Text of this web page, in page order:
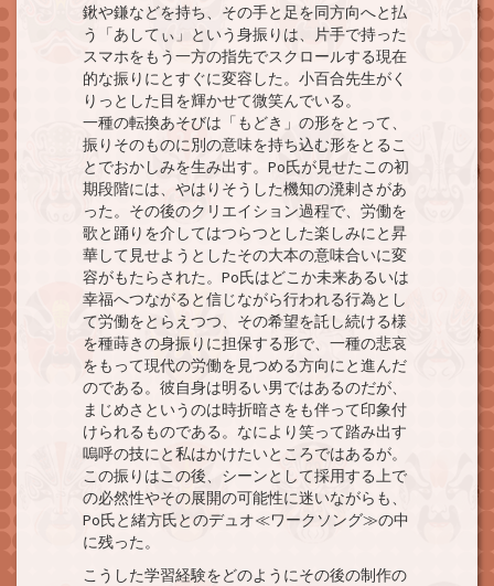
鍬や鎌などを持ち、その手と足を同方向へと払
う「あしてぃ」という身振りは、片手で持った
スマホをもう一方の指先でスクロールする現在
的な振りにとすぐに変容した。小百合先生がく
りっとした目を輝かせて微笑んでいる。
一種の転換あそびは「もどき」の形をとって、
振りそのものに別の意味を持ち込む形をとるこ
とでおかしみを生み出す。Po氏が見せたこの初
期段階には、やはりそうした機知の溌剌さがあ
った。その後のクリエイション過程で、労働を
歌と踊りを介してはつらつとした楽しみにと昇
華して見せようとしたその大本の意味合いに変
容がもたらされた。Po氏はどこか未来あるいは
幸福へつながると信じながら行われる行為とし
て労働をとらえつつ、その希望を託し続ける様
を種蒔きの身振りに担保する形で、一種の悲哀
をもって現代の労働を見つめる方向にと進んだ
のである。彼自身は明るい男ではあるのだが、
まじめさというのは時折暗さをも伴って印象付
けられるものである。なにより笑って踏み出す
嗚呼の技にと私はかけたいところではあるが。
この振りはこの後、シーンとして採用する上で
の必然性やその展開の可能性に迷いながらも、
Po氏と緒方氏とのデュオ≪ワークソング≫の中
に残った。
こうした学習経験をどのようにその後の制作の